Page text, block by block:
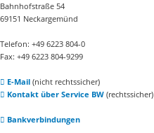
Bahnhofstraße 54
69151 Neckargemünd
Telefon: +49 6223 804-0
Fax: +49 6223 804-9299
E-Mail(nicht rechtssicher)
Kontakt über Service BW(rechtssicher)
Bankverbindungen